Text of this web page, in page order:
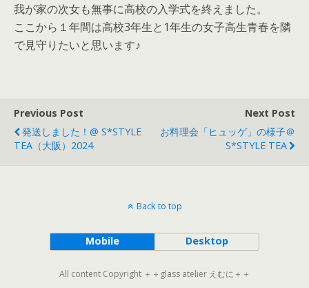
我が家の次女も無事に高校の入学式を終えました。
ここから１年間は高校3年生と1年生の女子高生青春を隣
で見守りたいと思います♪
Previous Post
発送しました！@ S*STYLE
TEA（大阪）2024
Next Post
お料理会「ヒュッゲ」の様子＠
S*STYLE TEA
Back to top
Mobile Desktop
All content Copyright ＋＋glass atelier えむに＋＋